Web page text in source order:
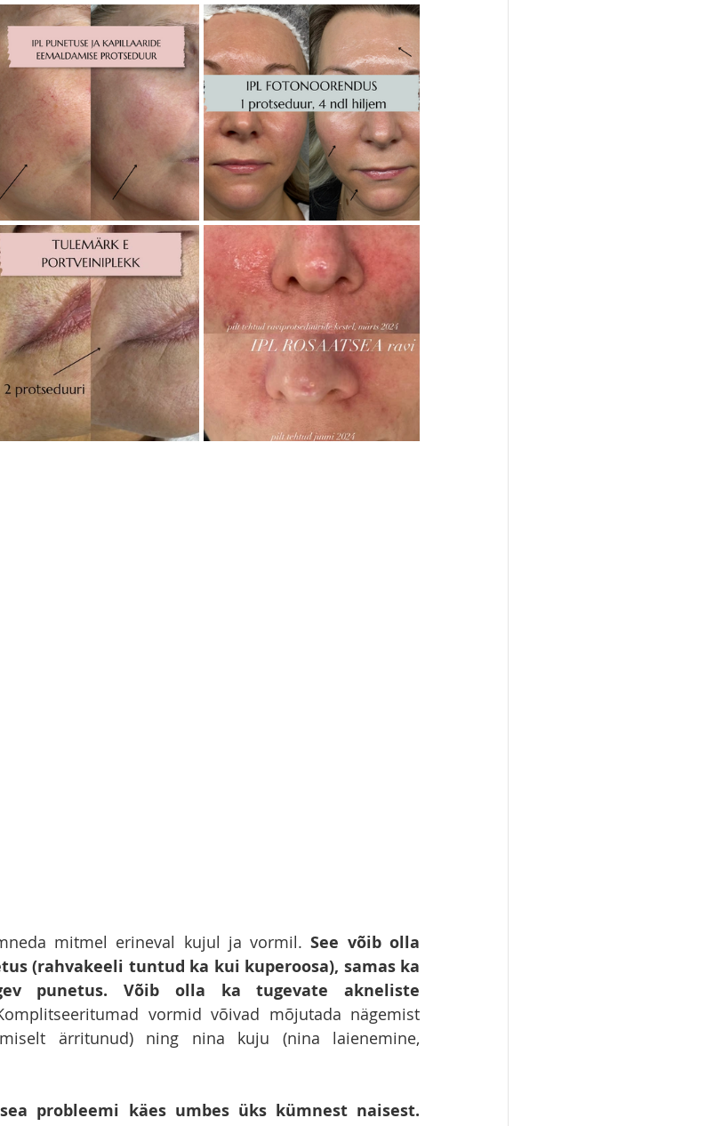
mitmel erineval kujul ja vormil. See võib olla
(rahvakeeli tuntud ka kui kuperoosa), samas ka
punetus.
Võib olla ka tugevate akneliste
vormid võivad mõjutada nägemist
ärritunud) ning nina kuju (nina laienemine,
probleemi käes umbes üks kümnest naisest.